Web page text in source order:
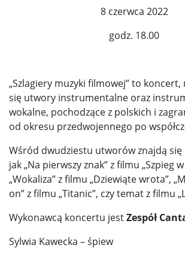
8 czerwca 2022
godz. 18.00
„Szlagiery muzyki filmowej” to koncert,
się utwory instrumentalne oraz
wokalne, pochodzące z polskich i
od okresu przedwojennego po
Wśród dwudziestu utworów znajdą się
jak „Na pierwszy znak” z filmu „Szpieg
„Wokaliza” z filmu „Dziewiąte wrota”,
on” z filmu „Titanic”, czy temat z filmu
Wykonawcą koncertu jestZespół
Sylwia Kawecka – śpiew